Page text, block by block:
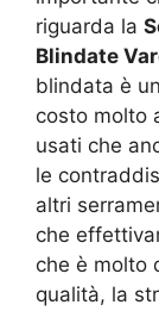
riguarda la
Blindate
blindata è
costo molto
usati che
le
altri
che
che è molto
qualità, la